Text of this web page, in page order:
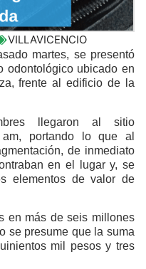
VILLAVICENCIO
martes, se presentó
odontológico ubicado en
frente al edificio de la
llegaron al sitio
portando lo que al
de inmediato
en el lugar y, se
elementos de valor de
en más de seis millones
se presume que la suma
mil pesos y tres